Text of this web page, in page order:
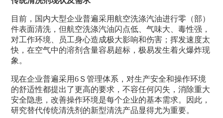
目前，国内大型企业普遍采用航空洗涤汽油进行零（部）
件表面清洗，但航空洗涤汽油闪点低、气味大、毒性强，
对工作环境、员工身心造成极大影响和伤害；挥发速度太
快，在空气中的溶剂含量容易超标，极易发生着火爆炸现
象。
现在企业普遍采用6Ｓ管理体系，对生产安全和操作环境
的舒适性都提出了更高的要求，不容任何闪失，消除重大
安全隐患，改善操作环境是每个企业的基本需求。因此，
研究替代传统清洗剂的新型清洗产品显得尤为重要。